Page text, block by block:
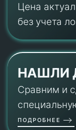
Цена
без учета
НАШЛИ
Сравним и
ПОДРОБНЕЕ